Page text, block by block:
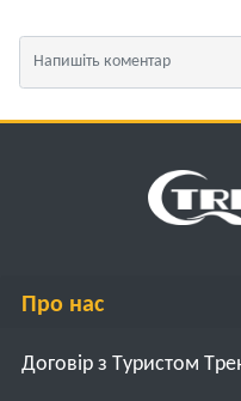
Про нас
Договір з Туристом